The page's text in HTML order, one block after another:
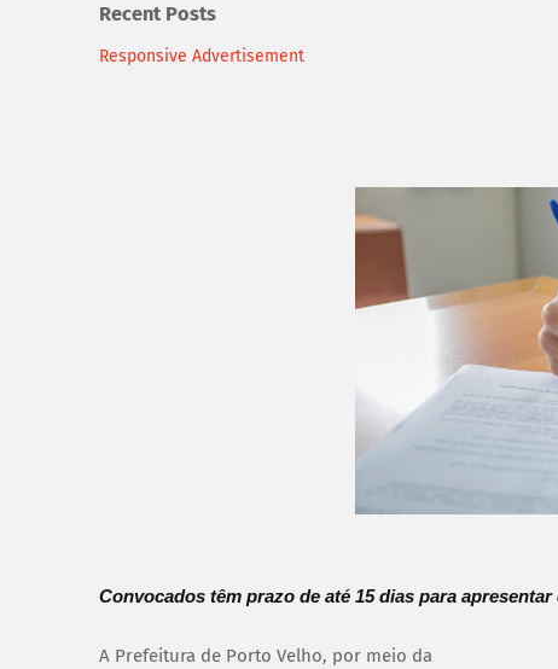
Recent Posts
Responsive Advertisement
Convocados têm prazo de até 15 dias para
A Prefeitura de Porto Velho, por meio da